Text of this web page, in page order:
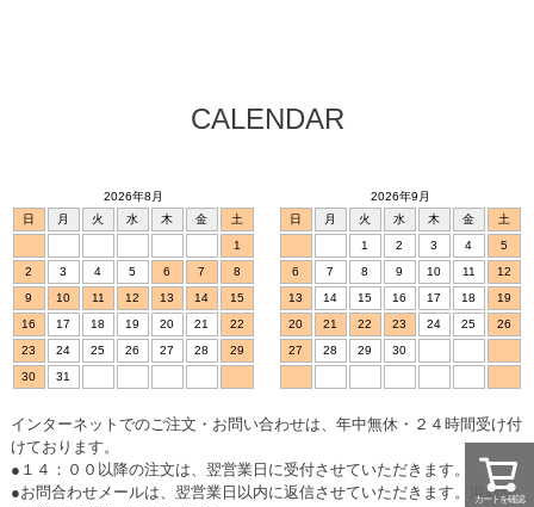
カートを確認
CALENDAR
2026年8月
日
月 火 水 木 金
土
1
2
3 4 5 6 7
8
9
10 11 12 13 14
15
16
17 18 19 20 21
22
23
24 25 26 27 28
29
30
31
2026年9月
日
月 火 水 木 金
土
1
2 3 4
5
6
7 8 9 10 11
12
13
14 15 16 17 18
19
20
21 22 23 24 25
26
27
28 29 30
インターネットでのご注文・お問い合わせは、年中無休・２４時間受け付
けております。
●１４：００以降の注文は、翌営業日に受付させていただきます。
●お問合わせメールは、翌営業日以内に返信させていただきます。混雑時